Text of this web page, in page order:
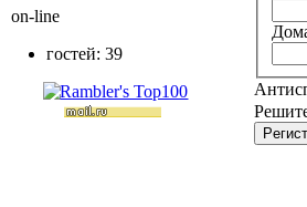
on-line
гостей: 39